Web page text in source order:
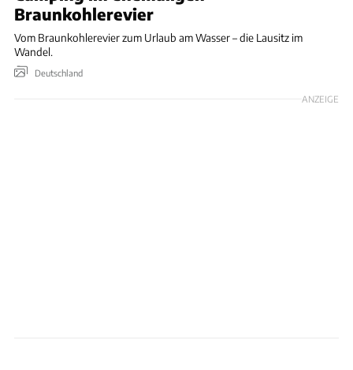
Braunkohlerevier
Vom Braunkohlerevier zum Urlaub am Wasser – die Lausitz im
Wandel.
Deutschland
ANZEIGE